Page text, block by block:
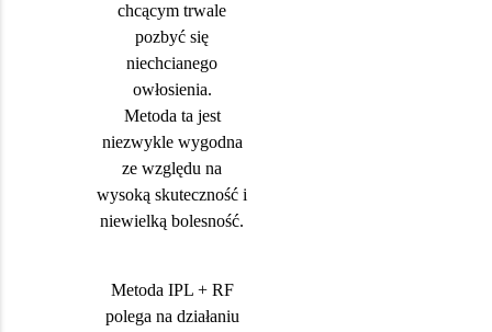
chcącym trwale
pozbyć się
niechcianego
owłosienia.
Metoda ta jest
niezwykle wygodna
ze względu na
wysoką skuteczność i
niewielką bolesność.
Metoda IPL + RF
polega na działaniu